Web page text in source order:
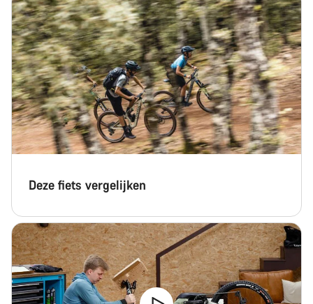
Deze fiets vergelijken